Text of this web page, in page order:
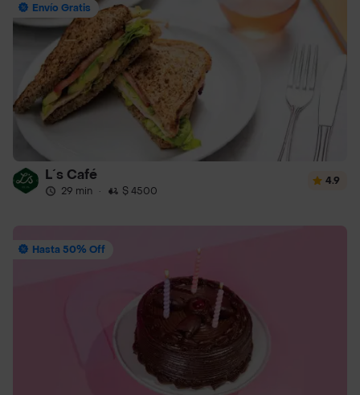
Envío Gratis
L´s Café
29 min · $ 4500
4.9
Hasta 50% Off